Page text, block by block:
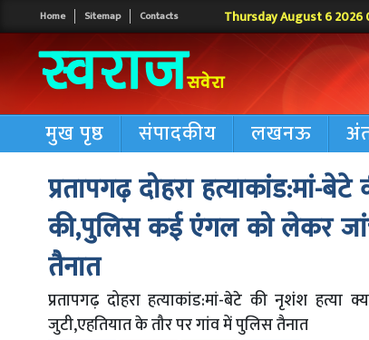
Home Sitemap Contacts Thursday August 6 2026
मुख पृष्ठ संपादकीय लखनऊ
प्रतापगढ़ दोहरा हत्याकांड:मां-
की,पुलिस कई एंगल को लेकर
तैनात
प्रतापगढ़ दोहरा हत्याकांड:मां-बेटे की नृशंश
जुटी,एहतियात के तौर पर गांव में पुलिस तैनात